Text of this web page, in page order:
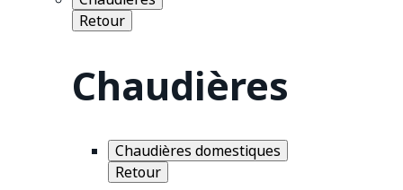
Retour
Chaudières
Chaudières domestiques
Retour